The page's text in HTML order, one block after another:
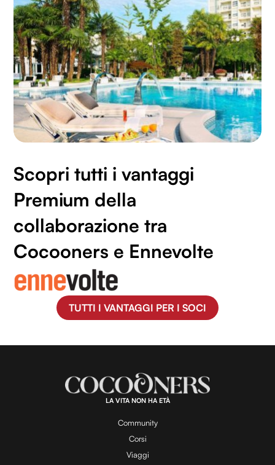
Scopri tutti i vantaggi
Premium della
collaborazione tra
Cocooners e Ennevolte
TUTTI I VANTAGGI PER I SOCI
LA VITA NON HA ETÀ
Community
Corsi
Viaggi